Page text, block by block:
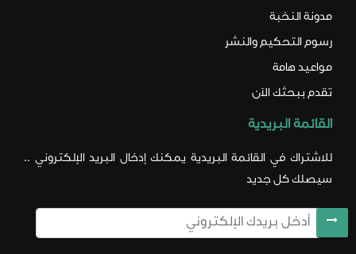
مدونة النخبة
رسوم التحكيم والنشر
مواعيد هامة
تقدم ببحثك الآن
القائمة البريدية
للاشتراك في القائمة البريدية يمكنك إدخال البريد الإلكتروني ..
سيصلك كل جديد